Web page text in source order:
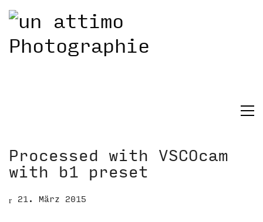
Processed with VSCOcam
with b1 preset
21. März 2015